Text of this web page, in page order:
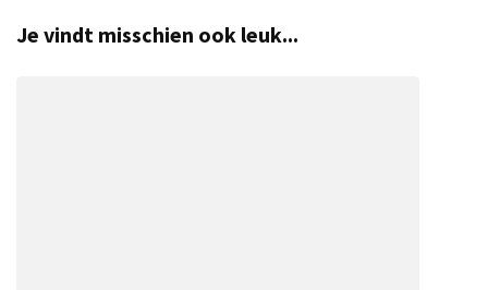
Je vindt misschien ook leuk...